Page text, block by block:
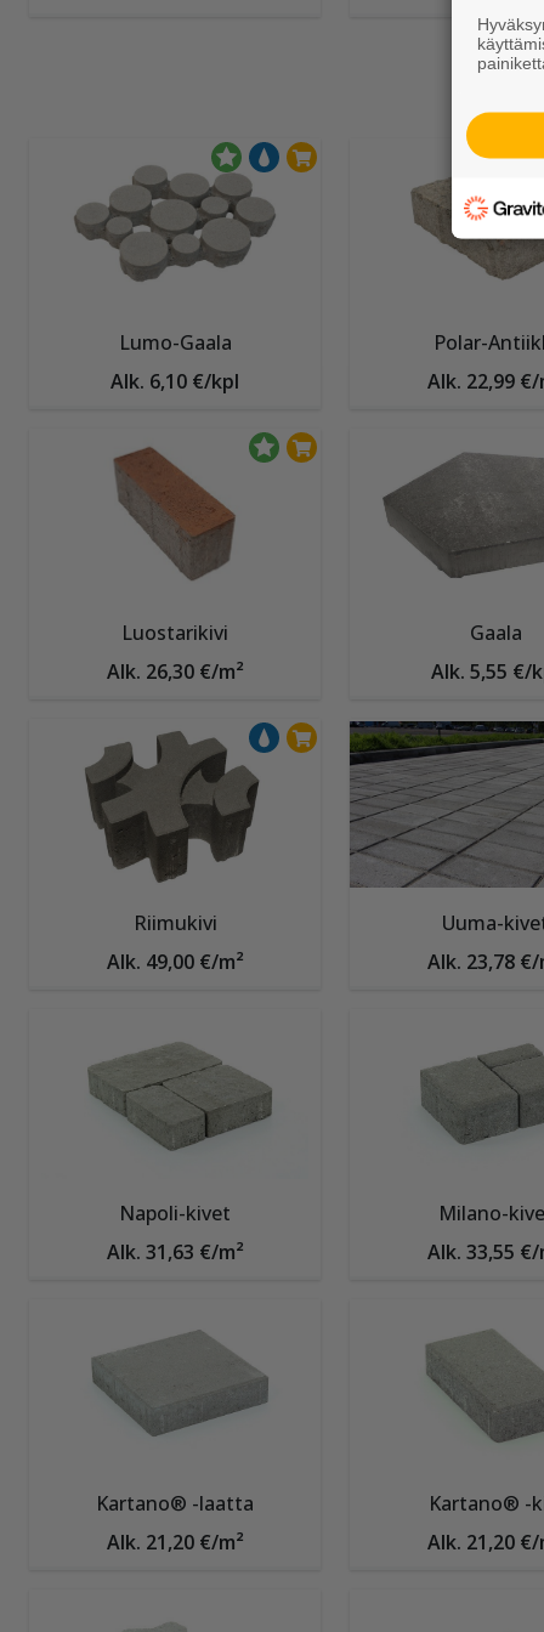
Lumo-Gaala
Alk. 6,10 €/kpl
Polar-
Alk. 22,99 €/
Luostarikivi
Alk. 26,30 €/m²
Gaala
Alk. 5,55 €/
Riimukivi
Alk. 49,00 €/m²
Uuma-
Alk. 23,78 €/
Napoli-kivet
Alk. 31,63 €/m²
Milano-
Alk. 33,55 €/
Kartano® -laatta
Alk. 21,20 €/m²
Kartano® -
Alk. 21,20 €/